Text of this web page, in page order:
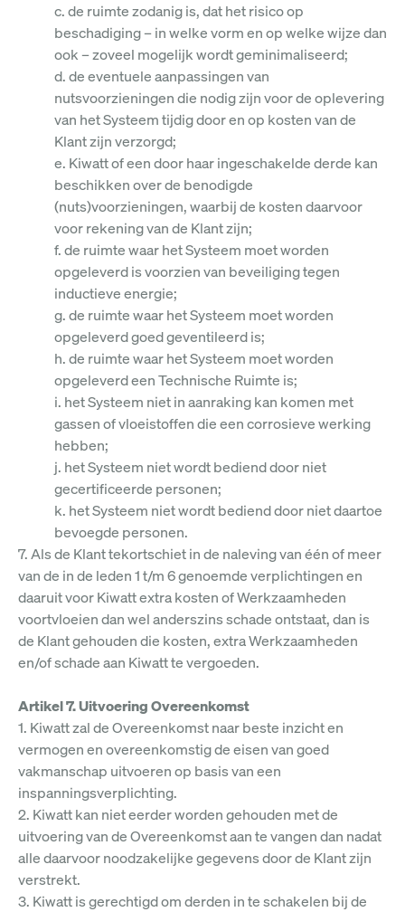
c. de ruimte zodanig is, dat het risico op
beschadiging – in welke vorm en op welke wijze dan
ook – zoveel mogelijk wordt geminimaliseerd;
d. de eventuele aanpassingen van
nutsvoorzieningen die nodig zijn voor de oplevering
van het Systeem tijdig door en op kosten van de
Klant zijn verzorgd;
e. Kiwatt of een door haar ingeschakelde derde kan
beschikken over de benodigde
(nuts)voorzieningen, waarbij de kosten daarvoor
voor rekening van de Klant zijn;
f. de ruimte waar het Systeem moet worden
opgeleverd is voorzien van beveiliging tegen
inductieve energie;
g. de ruimte waar het Systeem moet worden
opgeleverd goed geventileerd is;
h. de ruimte waar het Systeem moet worden
opgeleverd een Technische Ruimte is;
i. het Systeem niet in aanraking kan komen met
gassen of vloeistoffen die een corrosieve werking
hebben;
j. het Systeem niet wordt bediend door niet
gecertificeerde personen;
k. het Systeem niet wordt bediend door niet daartoe
bevoegde personen.
7. Als de Klant tekortschiet in de naleving van één of meer
van de in de leden 1 t/m 6 genoemde verplichtingen en
daaruit voor Kiwatt extra kosten of Werkzaamheden
voortvloeien dan wel anderszins schade ontstaat, dan is
de Klant gehouden die kosten, extra Werkzaamheden
en/of schade aan Kiwatt te vergoeden.
Artikel 7. Uitvoering Overeenkomst
1. Kiwatt zal de Overeenkomst naar beste inzicht en
vermogen en overeenkomstig de eisen van goed
vakmanschap uitvoeren op basis van een
inspanningsverplichting.
2. Kiwatt kan niet eerder worden gehouden met de
uitvoering van de Overeenkomst aan te vangen dan nadat
alle daarvoor noodzakelijke gegevens door de Klant zijn
verstrekt.
3. Kiwatt is gerechtigd om derden in te schakelen bij de